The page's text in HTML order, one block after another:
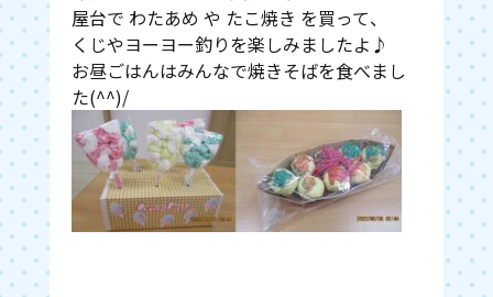
屋台で わたあめ や たこ焼き を買って、
くじやヨーヨー釣りを楽しみましたよ♪
お昼ごはんはみんなで焼きそばを食べまし
た(^^)/